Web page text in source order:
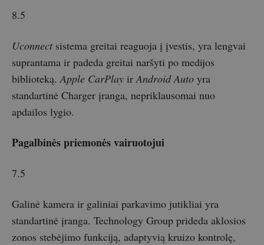
8.5
Uconnect sistema greitai reaguoja į įvestis, yra lengvai
suprantama ir padeda greitai naršyti po medijos
biblioteką. Apple CarPlay ir Android Auto yra
standartinė Charger įranga, nepriklausomai nuo
apdailos lygio.
Pagalbinės priemonės vairuotojui
7.5
Galinė kamera ir galiniai parkavimo jutikliai yra
standartinė įranga. Technology Group prideda aklosios
zonos stebėjimo funkciją, adaptyvią kruizo kontrolę,